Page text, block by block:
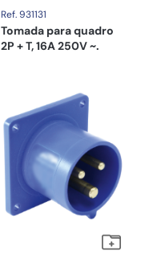
Ref. 931131
Tomada para quadro
2P + T, 16A 250V ~.